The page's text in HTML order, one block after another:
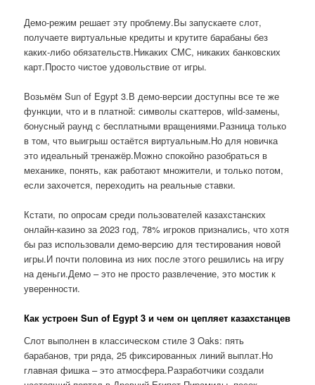
Демо-режим решает эту проблему.Вы запускаете слот,
получаете виртуальные кредиты и крутите барабаны без
каких-либо обязательств.Никаких СМС, никаких банковских
карт.Просто чистое удовольствие от игры.
Возьмём Sun of Egypt 3.В демо-версии доступны все те же
функции, что и в платной: символы скаттеров, wild-замены,
бонусный раунд с бесплатными вращениями.Разница только
в том, что выигрыш остаётся виртуальным.Но для новичка
это идеальный тренажёр.Можно спокойно разобраться в
механике, понять, как работают множители, и только потом,
если захочется, переходить на реальные ставки.
Кстати, по опросам среди пользователей казахстанских
онлайн-казино за 2023 год, 78% игроков признались, что хотя
бы раз использовали демо-версию для тестирования новой
игры.И почти половина из них после этого решились на игру
на деньги.Демо – это не просто развлечение, это мостик к
уверенности.
Как устроен Sun of Egypt 3 и чем он цепляет казахстанцев
Слот выполнен в классическом стиле 3 Oaks: пять
барабанов, три ряда, 25 фиксированных линий выплат.Но
главная фишка – это атмосфера.Разработчики создали